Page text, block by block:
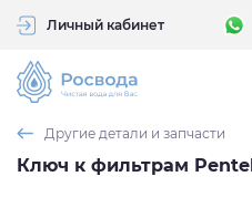
Личный кабинет
Другие детали и запчасти
Ключ к фильтрам